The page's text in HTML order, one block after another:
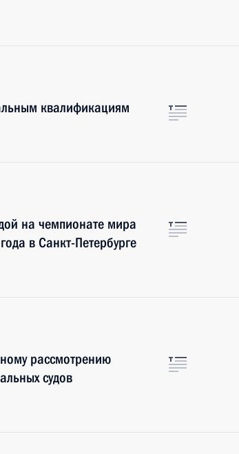
квалификациям
на чемпионате мира
в Санкт-Петербурге
рассмотрению
судов